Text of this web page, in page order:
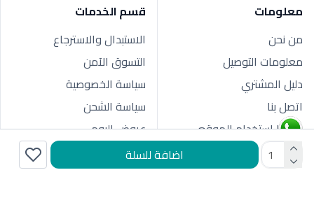
اضافة للسلة
معلومات
من نحن
معلومات التوصيل
دليل المشتري
اتصل بنا
شروط استخدام الموقع
قسم الخدمات
الاستبدال والاسترجاع
التسوق الآمن
سياسة الخصوصية
سياسة الشحن
عروض اليوم